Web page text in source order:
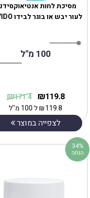
מסיכת לחות
לעור יבש או בוגר לבידו LAVIDO
100 מ"ל
119.8
₪
171.4
₪
119.8
₪ל 100 מ''ל
לצפייה במוצר
34%
הנחה